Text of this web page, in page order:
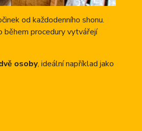
od každodenního shonu.
během procedury vytvářejí
osoby, ideální například jako